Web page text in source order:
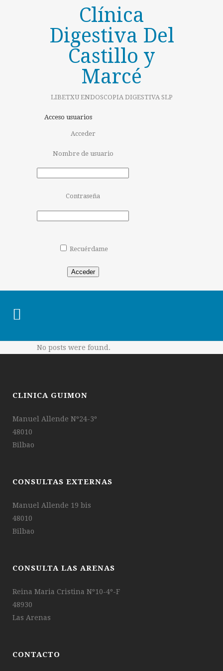
Clínica
Digestiva Del
Castillo y
Marcé
LIBETXU ENDOSCOPIA DIGESTIVA SLP
Acceso usuarios
Acceder
Nombre de usuario
Contraseña
Recuérdame
Acceder
No posts were found.
CLINICA GUIMON
Manuel Allende Nº24-3º
48010
Bilbao
CONSULTAS EXTERNAS
Manuel Allende 19 bis
48010
Bilbao
CONSULTA LAS ARENAS
Reina Maria Cristina Nº10-4º-F
48930
Las Arenas
CONTACTO